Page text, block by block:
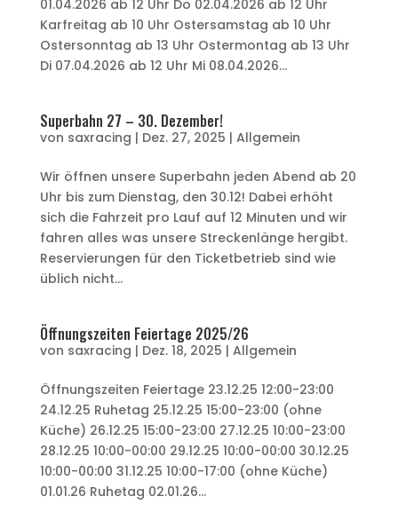
01.04.2026 ab 12 Uhr Do 02.04.2026 ab 12 Uhr
Karfreitag ab 10 Uhr Ostersamstag ab 10 Uhr
Ostersonntag ab 13 Uhr Ostermontag ab 13 Uhr
Di 07.04.2026 ab 12 Uhr Mi 08.04.2026...
Superbahn 27 – 30. Dezember!
von saxracing | Dez. 27, 2025 | Allgemein
Wir öffnen unsere Superbahn jeden Abend ab 20
Uhr bis zum Dienstag, den 30.12! Dabei erhöht
sich die Fahrzeit pro Lauf auf 12 Minuten und wir
fahren alles was unsere Streckenlänge hergibt.
Reservierungen für den Ticketbetrieb sind wie
üblich nicht...
Öffnungszeiten Feiertage 2025/26
von saxracing | Dez. 18, 2025 | Allgemein
Öffnungszeiten Feiertage 23.12.25 12:00-23:00
24.12.25 Ruhetag 25.12.25 15:00-23:00 (ohne
Küche) 26.12.25 15:00-23:00 27.12.25 10:00-23:00
28.12.25 10:00-00:00 29.12.25 10:00-00:00 30.12.25
10:00-00:00 31.12.25 10:00-17:00 (ohne Küche)
01.01.26 Ruhetag 02.01.26...